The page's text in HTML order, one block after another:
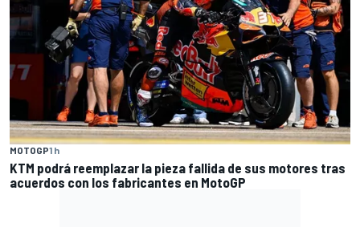
MOTOGP1 h
KTM podrá reemplazar la pieza fallida de sus motores tras
acuerdos con los fabricantes en MotoGP